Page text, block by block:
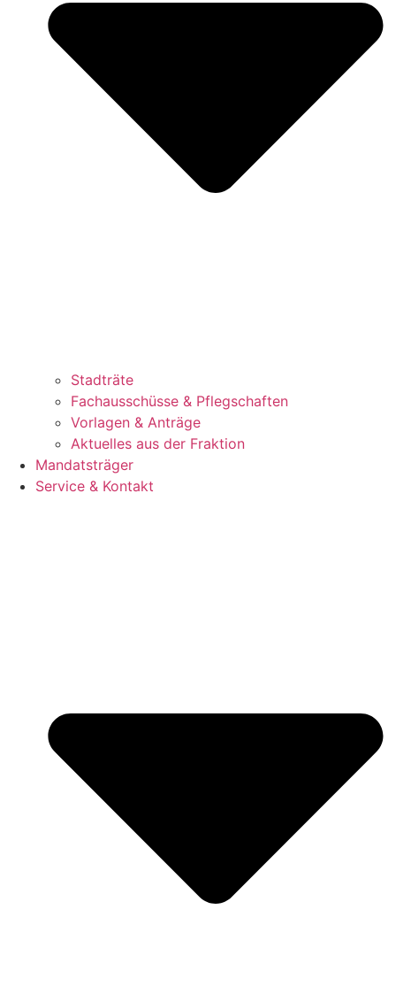
Stadträte
Fachausschüsse & Pflegschaften
Vorlagen & Anträge
Aktuelles aus der Fraktion
Mandatsträger
Service & Kontakt